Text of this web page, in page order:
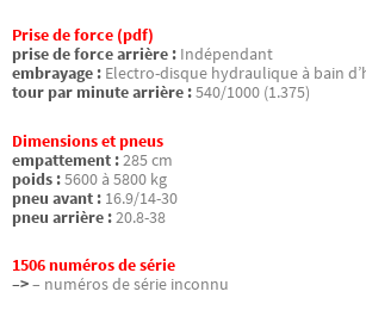
Prise de force (pdf)
prise de force arrière : Indépendant
embrayage : Electro-disque hydraulique à bain
tour par minute arrière :540/1000 (1.375)
Dimensions et pneus
empattement :285 cm
poids :5600 à 5800 kg
pneu avant : 16.9/14-30
pneu arrière :20.8-38
1506 numéros de série
–>– numéros de série inconnu